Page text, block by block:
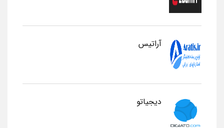
آراتیس
دیجیاتو